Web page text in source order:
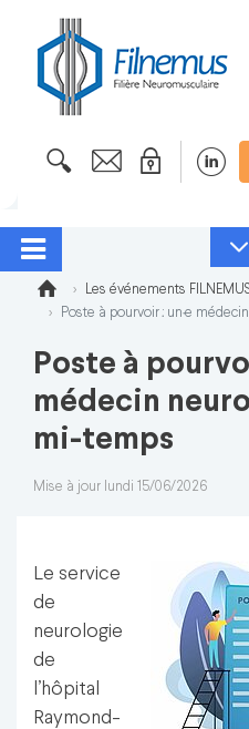
Les événements
Poste à pourvoir : un·e
Poste à
médecin
mi-temps
Mise à jour lundi 15/06/2026
Le service
de
neurologie
de
l’hôpital
Raymond-